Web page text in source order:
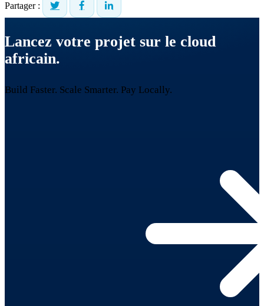
Partager :
Lancez votre projet sur le cloud
africain.
Build Faster. Scale Smarter. Pay Locally.